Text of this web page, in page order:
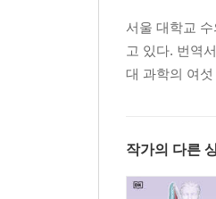
서울 대학교
고 있다. 번역
대 과학의 여
작가의 다른